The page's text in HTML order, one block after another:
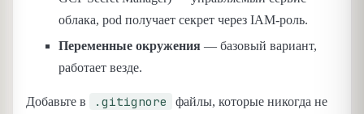
облака, pod получает секрет через IAM-роль.
Переменные окружения — базовый вариант,
работает везде.
Добавьте в .gitignore
файлы, которые никогда не